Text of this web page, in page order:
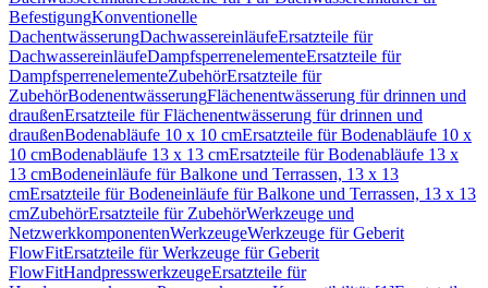
BefestigungKonventionelle
DachentwässerungDachwassereinläufeErsatzteile für
DachwassereinläufeDampfsperrenelementeErsatzteile für
DampfsperrenelementeZubehörErsatzteile für
ZubehörBodenentwässerungFlächenentwässerung für drinnen und
draußenErsatzteile für Flächenentwässerung für drinnen und
draußenBodenabläufe 10 x 10 cmErsatzteile für Bodenabläufe 10 x
10 cmBodenabläufe 13 x 13 cmErsatzteile für Bodenabläufe 13 x
13 cmBodeneinläufe für Balkone und Terrassen, 13 x 13
cmErsatzteile für Bodeneinläufe für Balkone und Terrassen, 13 x 13
cmZubehörErsatzteile für ZubehörWerkzeuge und
NetzwerkkomponentenWerkzeugeWerkzeuge für Geberit
FlowFitErsatzteile für Werkzeuge für Geberit
FlowFitHandpresswerkzeugeErsatzteile für